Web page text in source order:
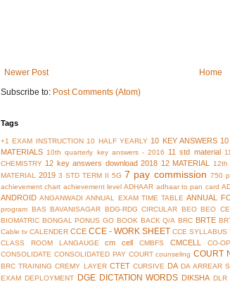
Newer Post
Home
Subscribe to: Post Comments (Atom)
Tags
+1 EXAM INSTRUCTION 10 HALF YEARLY 10 KEY ANSWERS
MATERIALS 10th quarterly key answers - 2016 11 std material
CHEMISTRY 12 key answers download 2018 12 MATERIAL 12th
MATERIAL
2019 3 STD TERM II 5G 7 pay commission 750
achievement chart achievement level ADHAAR adhaar to pan card
ANDROID ANGANWADI ANNUAL EXAM TIME TABLE ANNUAL
program BAS BAVANISAGAR BDG-RDG CIRCULAR BEO BEO
BIOMATRIC BONGAL PONUS GO BOOK BACK Q/A BRC BRTE
Cable tv CALENDER CCE CCE - WORK SHEET CCE SYLLABUS
CLASS ROOM LANGAUGE cm cell CMBFS CMCELL CO-
CONSOLIDATE CONSOLIDATED PAY COURT counseling COURT
BRC TRAINING CREMY LAYER CTET CURSIVE DA DA ARREAR
EXAM DEPLOYMENT DGE DICTATION WORDS DIKSHA DLR